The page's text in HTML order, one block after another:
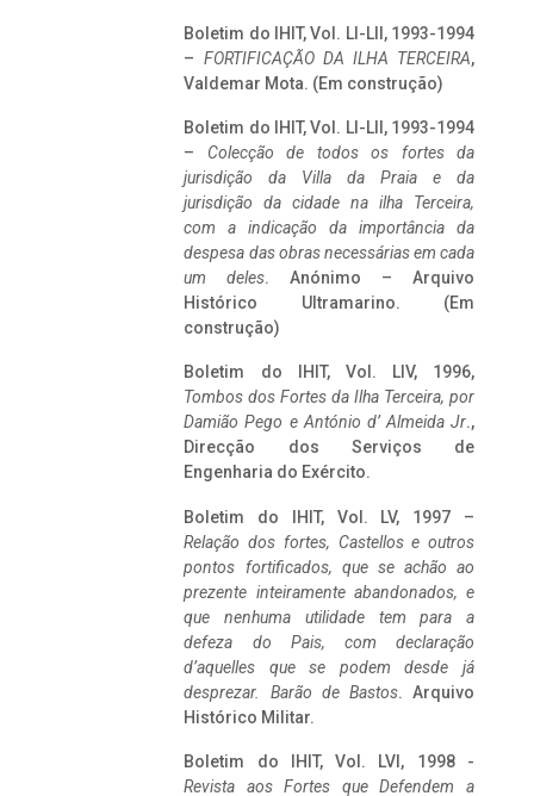
Boletim do IHIT, Vol. LI-LII, 1993-1994
– FORTIFICAÇÃO DA ILHA TERCEIRA,
Valdemar Mota. (Em construção)
Boletim do IHIT, Vol. LI-LII, 1993-1994
– Colecção de todos os fortes da
jurisdição da Villa da Praia e da
jurisdição da cidade na ilha Terceira,
com a indicação da importância da
despesa das obras necessárias em cada
um deles. Anónimo – Arquivo
Histórico Ultramarino. (Em
construção)
Boletim do IHIT, Vol. LIV, 1996,
Tombos dos Fortes da Ilha Terceira, por
Damião Pego e António d’ Almeida Jr.,
Direcção dos Serviços de
Engenharia do Exército.
Boletim do IHIT, Vol. LV, 1997 –
Relação dos fortes, Castellos e outros
pontos fortificados, que se achão ao
prezente inteiramente abandonados, e
que nenhuma utilidade tem para a
defeza do Pais, com declaração
d’aquelles que se podem desde já
desprezar. Barão de Bastos. Arquivo
Histórico Militar.
Boletim do IHIT, Vol. LVI, 1998 -
Revista aos Fortes que Defendem a